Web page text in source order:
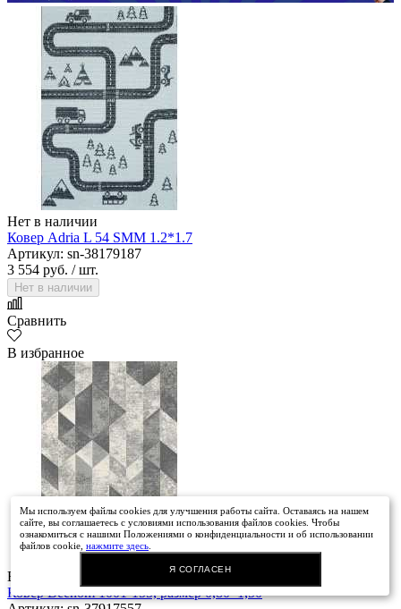
Нет в наличии
Ковер Adria L 54 SMM 1.2*1.7
Артикул: sn-38179187
3 554 руб. / шт.
Нет в наличии
Сравнить
В избранное
В наличии
Ковер Beenom 1001-155, размер 0,80*1,50
Мы используем файлы cookies для улучшения работы сайта. Оставаясь на нашем
сайте, вы соглашаетесь с условиями использования файлов cookies. Чтобы
ознакомиться с нашими Положениями о конфиденциальности и об использовании
файлов cookie,нажмите здесь
Я СОГЛАСЕН